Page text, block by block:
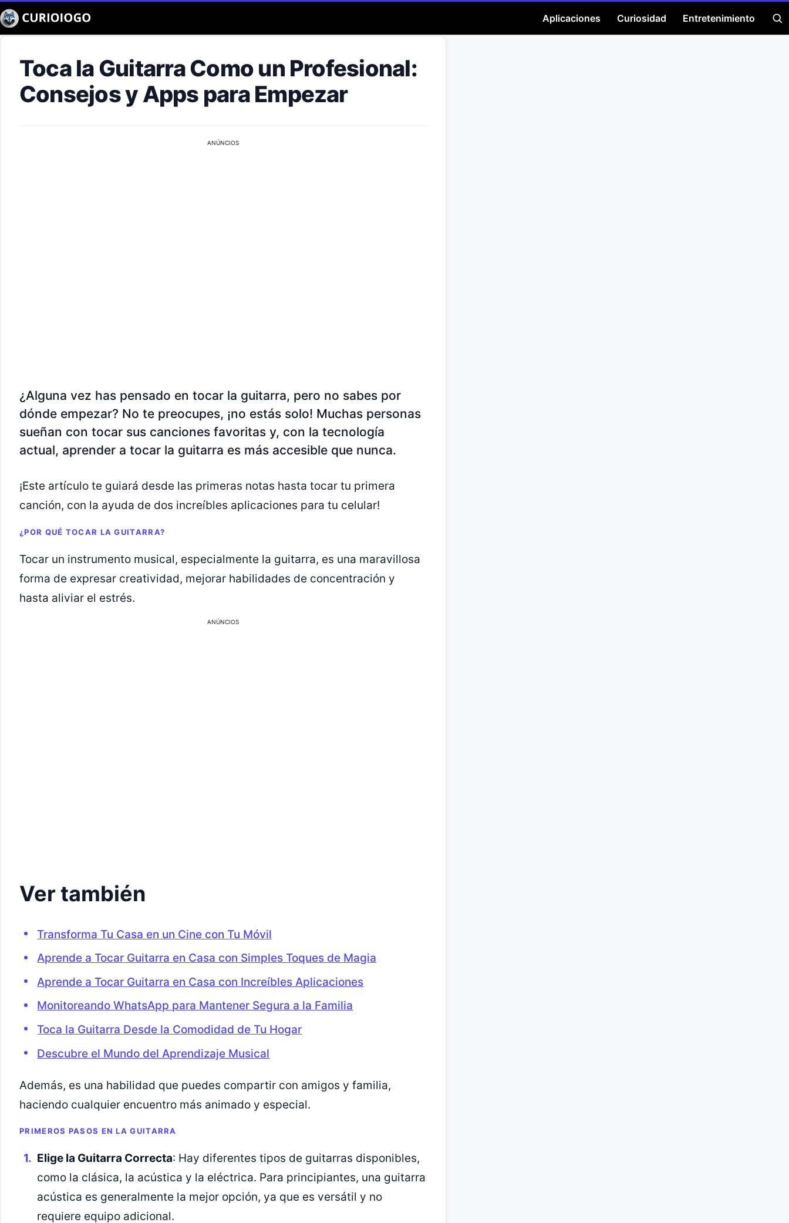
Aplicaciones Curiosidad Entretenimiento
Toca la Guitarra Como un Profesional:
Consejos y Apps para Empezar
ANÚNCIOS
¿Alguna vez has pensado en tocar la guitarra, pero no sabes por
dónde empezar? No te preocupes, ¡no estás solo! Muchas personas
sueñan con tocar sus canciones favoritas y, con la tecnología
actual, aprender a tocar la guitarra es más accesible que nunca.
¡Este artículo te guiará desde las primeras notas hasta tocar tu primera
canción, con la ayuda de dos increíbles aplicaciones para tu celular!
¿POR QUÉ TOCAR LA GUITARRA?
Tocar un instrumento musical, especialmente la guitarra, es una maravillosa
forma de expresar creatividad, mejorar habilidades de concentración y
hasta aliviar el estrés.
ANÚNCIOS
Ver también
Transforma Tu Casa en un Cine con Tu Móvil
Aprende a Tocar Guitarra en Casa con Simples Toques de Magia
Aprende a Tocar Guitarra en Casa con Increíbles Aplicaciones
Monitoreando WhatsApp para Mantener Segura a la Familia
Toca la Guitarra Desde la Comodidad de Tu Hogar
Descubre el Mundo del Aprendizaje Musical
Además, es una habilidad que puedes compartir con amigos y familia,
haciendo cualquier encuentro más animado y especial.
PRIMEROS PASOS EN LA GUITARRA
Elige la Guitarra Correcta: Hay diferentes tipos de guitarras disponibles,
como la clásica, la acústica y la eléctrica. Para principiantes, una guitarra
acústica es generalmente la mejor opción, ya que es versátil y no
requiere equipo adicional.